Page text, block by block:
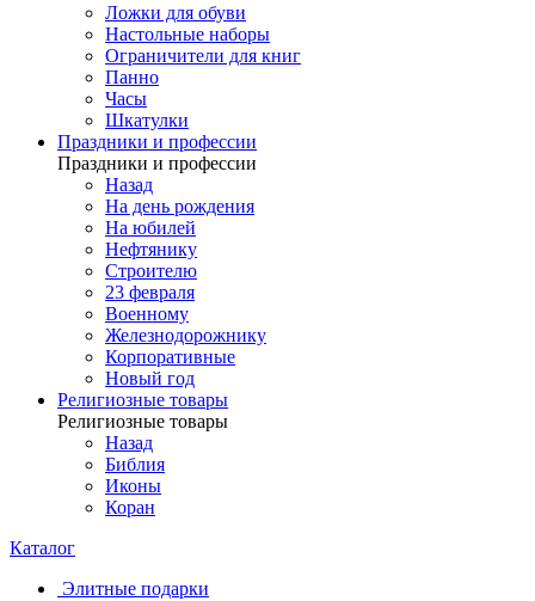
Ложки для обуви
Настольные наборы
Ограничители для книг
Панно
Часы
Шкатулки
Праздники и профессии
Праздники и профессии
Назад
На день рождения
На юбилей
Нефтянику
Строителю
23 февраля
Военному
Железнодорожнику
Корпоративные
Новый год
Религиозные товары
Религиозные товары
Назад
Библия
Иконы
Коран
Каталог
Элитные подарки